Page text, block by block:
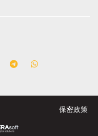
保密政策